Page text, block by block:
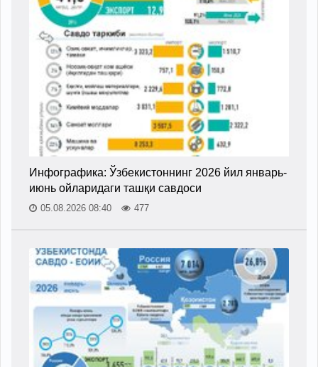
Инфографика: Ўзбекистоннинг 2026 йил январь-
июнь ойларидаги ташқи савдоси
05.08.2026 08:40 477